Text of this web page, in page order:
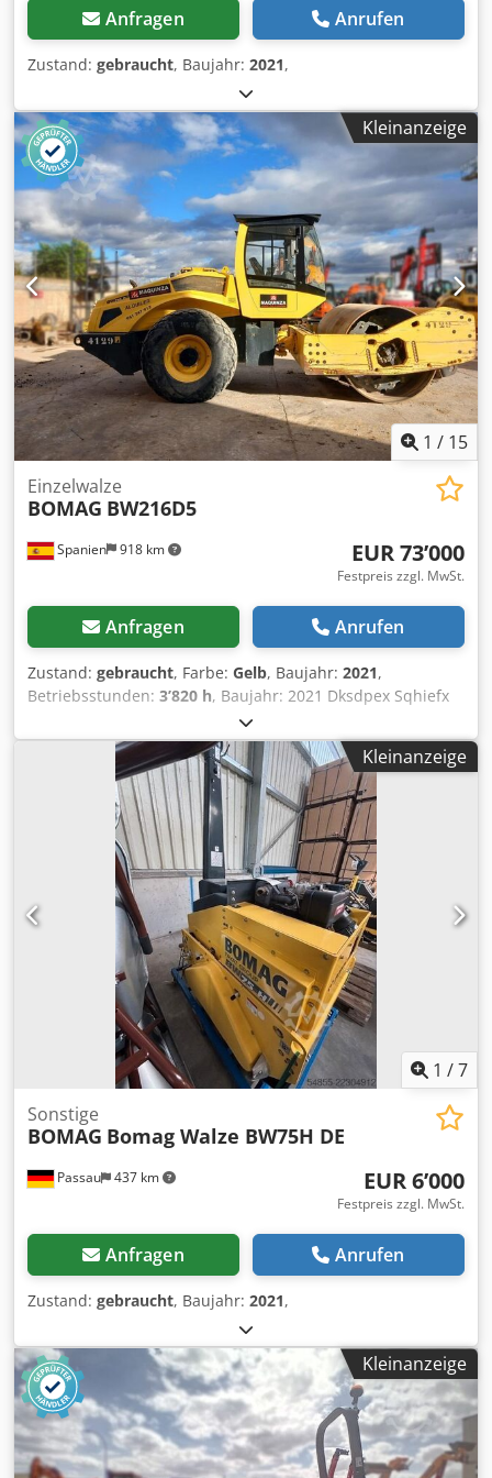
Anfragen Anrufen
Zustand: gebraucht, Baujahr: 2021,
Kleinanzeige
1 / 15
Spanien 918 km
Einzelwalze
BOMAG BW216D5
EUR 73’000
Festpreis zzgl. MwSt.
Anfragen Anrufen
Zustand: gebraucht, Farbe: Gelb, Baujahr: 2021,
Betriebsstunden: 3’820 h, Baujahr: 2021 Dksdpex Sqhiefx
Ad Ijr Leergewicht: 16.000 kg Abmessungen (L x B x H): 622
x 230 x 299 cm Motortyp: Deutz DEUTZ TCD4.1 L-4
Kleinanzeige
1 /7
Passau 437 km
Sonstige
BOMAG Bomag Walze BW75H DE
EUR 6’000
Festpreis zzgl. MwSt.
Anfragen Anrufen
Zustand: gebraucht, Baujahr: 2021,
Kleinanzeige